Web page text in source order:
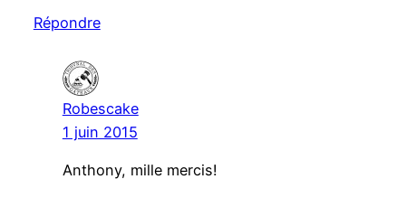
Répondre
Robescake
1 juin 2015
Anthony, mille mercis!